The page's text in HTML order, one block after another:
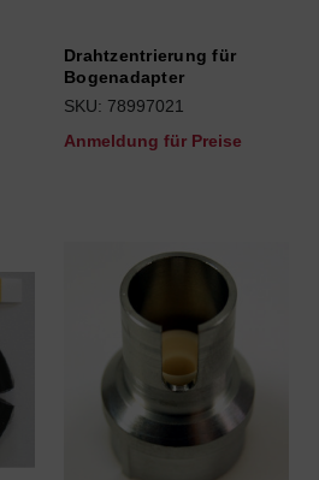
Drahtzentrierung für
Bogenadapter
SKU: 78997021
Anmeldung für Preise